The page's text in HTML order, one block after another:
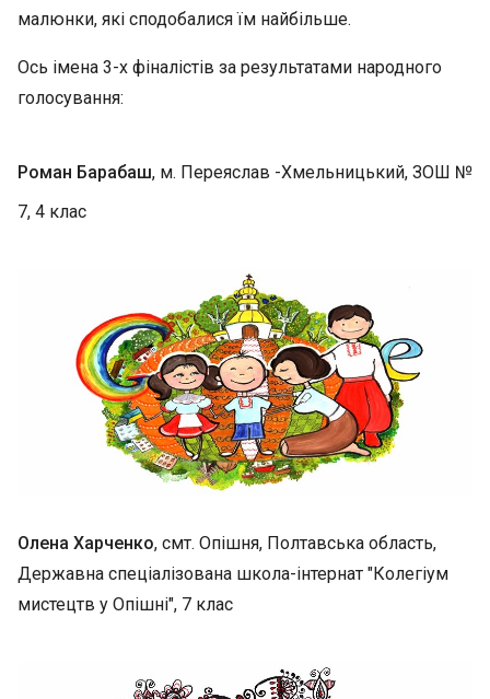
малюнки, які сподобалися їм найбільше.
Ось імена 3-х фіналістів за результатами народного
голосування:
Роман Барабаш, м. Переяслав -Хмельницький, ЗОШ №
7, 4 клас
Олена Харченко, смт. Опішня, Полтавська область,
Державна спеціалізована школа-інтернат "Колегіум
мистецтв у Опішні", 7 клас